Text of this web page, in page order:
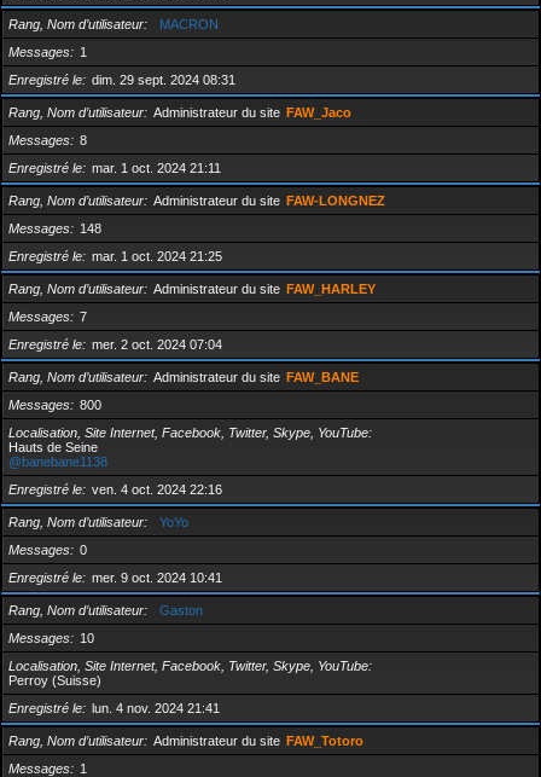
Rang, Nom d’utilisateur
MACRON
Messages
1
Enregistré le
dim. 29 sept. 2024 08:31
Rang, Nom d’utilisateur Administrateur du site FAW_Jaco
Messages
8
Enregistré le
mar. 1 oct. 2024 21:11
Rang, Nom d’utilisateur Administrateur du site FAW-LONGNEZ
Messages
148
Enregistré le
mar. 1 oct. 2024 21:25
Rang, Nom d’utilisateur Administrateur du site FAW_HARLEY
Messages
7
Enregistré le
mer. 2 oct. 2024 07:04
Rang, Nom d’utilisateur Administrateur du site FAW_BANE
Messages
800
Localisation, Site Internet, Facebook, Twitter, Skype, YouTube
Hauts de Seine
@banebane1138
Enregistré le
ven. 4 oct. 2024 22:16
Rang, Nom d’utilisateur
YoYo
Messages
0
Enregistré le
mer. 9 oct. 2024 10:41
Rang, Nom d’utilisateur
Gaston
Messages
10
Localisation, Site Internet, Facebook, Twitter, Skype, YouTube
Perroy (Suisse)
Enregistré le
lun. 4 nov. 2024 21:41
Rang, Nom d’utilisateur Administrateur du site FAW_Totoro
Messages
1